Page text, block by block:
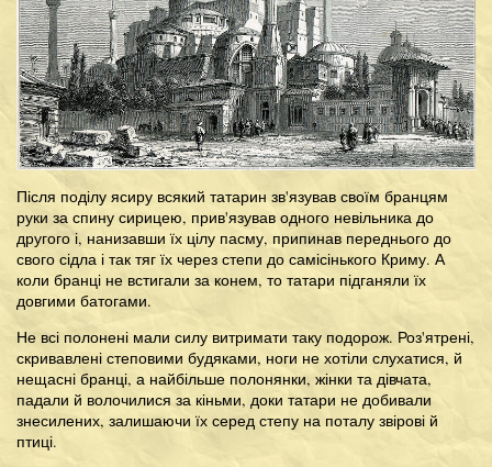
Після поділу ясиру всякий татарин зв'язував своїм бранцям
руки за спину сирицею, прив'язував одного невільника до
другого і, нанизавши їх цілу пасму, припинав переднього до
свого сідла і так тяг їх через степи до самісінького Криму. А
коли бранці не встигали за конем, то татари підганяли їх
довгими батогами.
Не всі полонені мали силу витримати таку подорож. Роз'ятрені,
скривавлені степовими будяками, ноги не хотіли слухатися, й
нещасні бранці, а найбільше полонянки, жінки та дівчата,
падали й волочилися за кіньми, доки татари не добивали
знесилених, залишаючи їх серед степу на поталу звірові й
птиці.